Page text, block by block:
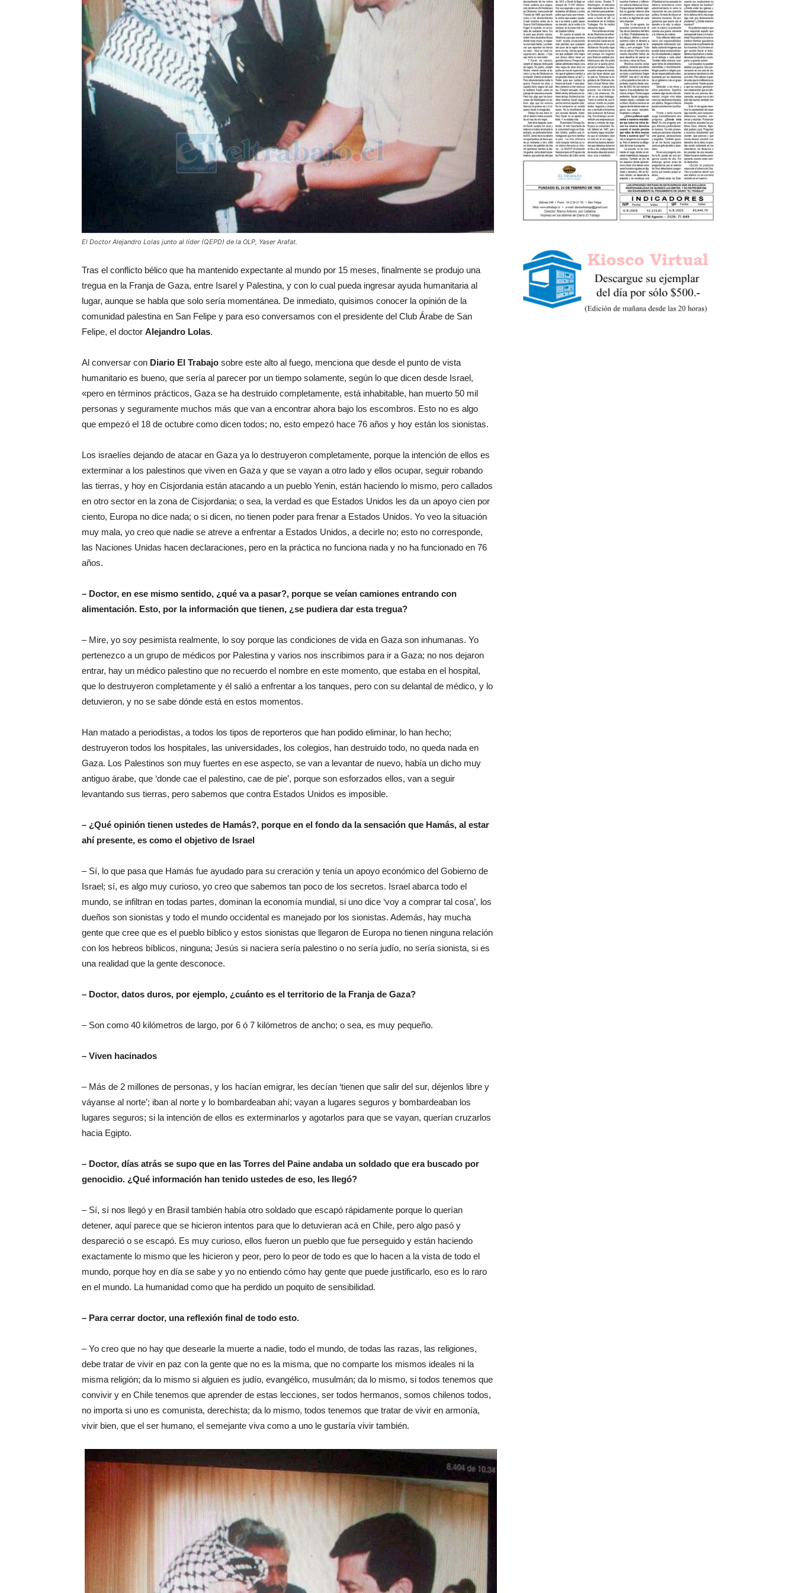
El Doctor Alejandro Lolas junto al líder (QEPD) de la OLP, Yaser Arafat.
Tras el conflicto bélico que ha mantenido expectante al mundo por 15 meses, finalmente se produjo una
tregua en la Franja de Gaza, entre Isarel y Palestina, y con lo cual pueda ingresar ayuda humanitaria al
lugar, aunque se habla que solo sería momentánea. De inmediato, quisimos conocer la opinión de la
comunidad palestina en San Felipe y para eso conversamos con el presidente del Club Árabe de San
Felipe, el doctor Alejandro Lolas.
Al conversar con Diario El Trabajo sobre este alto al fuego, menciona que desde el punto de vista
humanitario es bueno, que sería al parecer por un tiempo solamente, según lo que dicen desde Israel,
«pero en términos prácticos, Gaza se ha destruido completamente, está inhabitable, han muerto 50 mil
personas y seguramente muchos más que van a encontrar ahora bajo los escombros. Esto no es algo
que empezó el 18 de octubre como dicen todos; no, esto empezó hace 76 años y hoy están los sionistas.
Los israelíes dejando de atacar en Gaza ya lo destruyeron completamente, porque la intención de ellos es
exterminar a los palestinos que viven en Gaza y que se vayan a otro lado y ellos ocupar, seguir robando
las tierras, y hoy en Cisjordania están atacando a un pueblo Yenin, están haciendo lo mismo, pero callados
en otro sector en la zona de Cisjordania; o sea, la verdad es que Estados Unidos les da un apoyo cien por
ciento, Europa no dice nada; o si dicen, no tienen poder para frenar a Estados Unidos. Yo veo la situación
muy mala, yo creo que nadie se atreve a enfrentar a Estados Unidos, a decirle no; esto no corresponde,
las Naciones Unidas hacen declaraciones, pero en la práctica no funciona nada y no ha funcionado en 76
años.
– Doctor, en ese mismo sentido, ¿qué va a pasar?, porque se veían camiones entrando con
alimentación. Esto, por la información que tienen, ¿se pudiera dar esta tregua?
– Mire, yo soy pesimista realmente, lo soy porque las condiciones de vida en Gaza son inhumanas. Yo
pertenezco a un grupo de médicos por Palestina y varios nos inscribimos para ir a Gaza; no nos dejaron
entrar, hay un médico palestino que no recuerdo el nombre en este momento, que estaba en el hospital,
que lo destruyeron completamente y él salió a enfrentar a los tanques, pero con su delantal de médico, y lo
detuvieron, y no se sabe dónde está en estos momentos.
Han matado a periodistas, a todos los tipos de reporteros que han podido eliminar, lo han hecho;
destruyeron todos los hospitales, las universidades, los colegios, han destruido todo, no queda nada en
Gaza. Los Palestinos son muy fuertes en ese aspecto, se van a levantar de nuevo, había un dicho muy
antiguo árabe, que ‘donde cae el palestino, cae de pie’, porque son esforzados ellos, van a seguir
levantando sus tierras, pero sabemos que contra Estados Unidos es imposible.
– ¿Qué opinión tienen ustedes de Hamás?, porque en el fondo da la sensación que Hamás, al estar
ahí presente, es como el objetivo de Israel
– Sí, lo que pasa que Hamás fue ayudado para su creración y tenía un apoyo económico del Gobierno de
Israel; sí, es algo muy curioso, yo creo que sabemos tan poco de los secretos. Israel abarca todo el
mundo, se infiltran en todas partes, dominan la economía mundial, si uno dice ‘voy a comprar tal cosa’, los
dueños son sionistas y todo el mundo occidental es manejado por los sionistas. Además, hay mucha
gente que cree que es el pueblo bíblico y estos sionistas que llegaron de Europa no tienen ninguna relación
con los hebreos bíblicos, ninguna; Jesús si naciera sería palestino o no sería judío, no sería sionista, si es
una realidad que la gente desconoce.
– Doctor, datos duros, por ejemplo, ¿cuánto es el territorio de la Franja de Gaza?
– Son como 40 kilómetros de largo, por 6 ó 7 kilómetros de ancho; o sea, es muy pequeño.
– Viven hacinados
– Más de 2 millones de personas, y los hacían emigrar, les decían ‘tienen que salir del sur, déjenlos libre y
váyanse al norte’; iban al norte y lo bombardeaban ahí; vayan a lugares seguros y bombardeaban los
lugares seguros; si la intención de ellos es exterminarlos y agotarlos para que se vayan, querían cruzarlos
hacia Egipto.
– Doctor, días atrás se supo que en las Torres del Paine andaba un soldado que era buscado por
genocidio. ¿Qué información han tenido ustedes de eso, les llegó?
– Sí, sí nos llegó y en Brasil también había otro soldado que escapó rápidamente porque lo querían
detener, aquí parece que se hicieron intentos para que lo detuvieran acá en Chile, pero algo pasó y
despareció o se escapó. Es muy curioso, ellos fueron un pueblo que fue perseguido y están haciendo
exactamente lo mismo que les hicieron y peor, pero lo peor de todo es que lo hacen a la vista de todo el
mundo, porque hoy en día se sabe y yo no entiendo cómo hay gente que puede justificarlo, eso es lo raro
en el mundo. La humanidad como que ha perdido un poquito de sensibilidad.
– Para cerrar doctor, una reflexión final de todo esto.
– Yo creo que no hay que desearle la muerte a nadie, todo el mundo, de todas las razas, las religiones,
debe tratar de vivir en paz con la gente que no es la misma, que no comparte los mismos ideales ni la
misma religión; da lo mismo si alguien es judío, evangélico, musulmán; da lo mismo, si todos tenemos que
convivir y en Chile tenemos que aprender de estas lecciones, ser todos hermanos, somos chilenos todos,
no importa si uno es comunista, derechista; da lo mismo, todos tenemos que tratar de vivir en armonía,
vivir bien, que el ser humano, el semejante viva como a uno le gustaría vivir también.